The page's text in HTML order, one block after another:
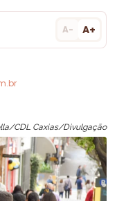
A- A+
CDL Caxias/Divulgação